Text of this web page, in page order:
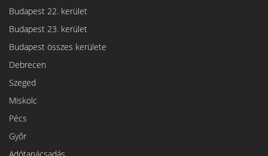
Budapest 22. kerület
Budapest 23. kerület
Budapest összes kerülete
Debrecen
Szeged
Miskolc
Pécs
Győr